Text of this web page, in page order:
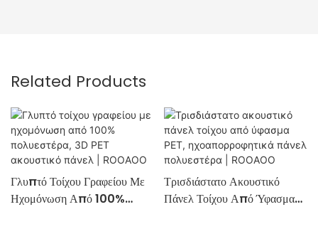
Related Products
Γλυπτό Τοίχου Γραφείου Με
Ηχομόνωση Από 100%
Τρισδιάστατο Ακουστικό
Πάνελ Τοίχου Από Ύφασμα